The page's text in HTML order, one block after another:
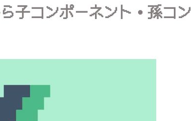
子コンポーネント・孫コン